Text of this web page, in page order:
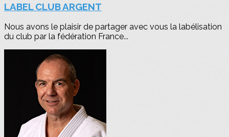
LABEL CLUB ARGENT
Nous avons le plaisir de partager avec vous la labélisation
du club par la fédération France...